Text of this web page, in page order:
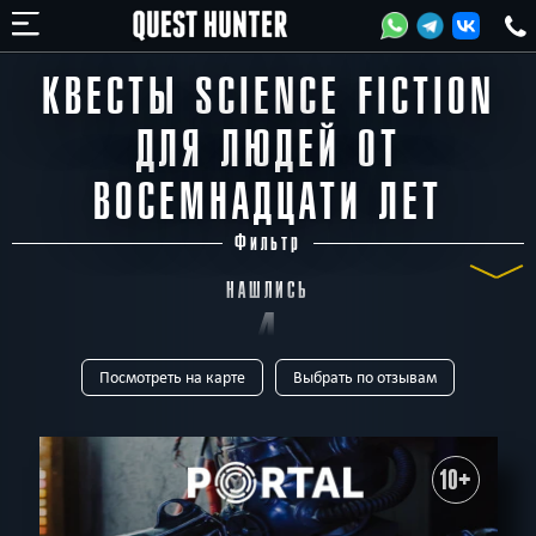
КВЕСТЫ SCIENCE FICTION
ДЛЯ ЛЮДЕЙ ОТ
ВОСЕМНАДЦАТИ ЛЕТ
Фильтр
НАШЛИСЬ
4
КВЕСТА
Все Виртуальные Квест-комнаты Horror
Для детей
Живые Онлайн-квесты
В КОМАНДЕ
Все до 2 до 3 до 4 до 5 до 6 до 7
до 9
Посмотреть на карте Выбрать по отзывам
10+